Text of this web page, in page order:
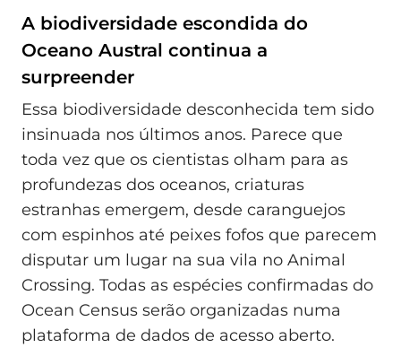
A biodiversidade escondida do
Oceano Austral continua a
surpreender
Essa biodiversidade desconhecida tem sido
insinuada nos últimos anos. Parece que
toda vez que os cientistas olham para as
profundezas dos oceanos, criaturas
estranhas emergem, desde caranguejos
com espinhos até peixes fofos que parecem
disputar um lugar na sua vila no Animal
Crossing. Todas as espécies confirmadas do
Ocean Census serão organizadas numa
plataforma de dados de acesso aberto.